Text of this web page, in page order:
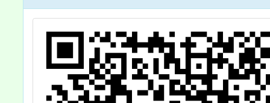
下簡
統）
第二